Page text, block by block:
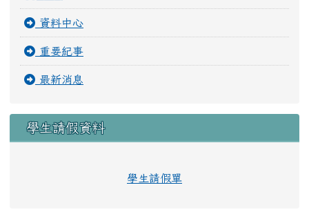
資料中心
重要紀事
最新消息
學生請假資料
學生請假單